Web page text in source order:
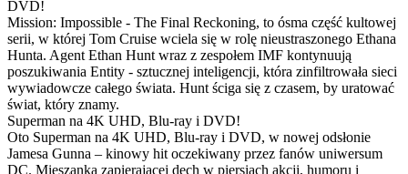
DVD!
Mission: Impossible - The Final Reckoning, to ósma część kultowej
serii, w której Tom Cruise wciela się w rolę nieustraszonego Ethana
Hunta. Agent Ethan Hunt wraz z zespołem IMF kontynuują
poszukiwania Entity - sztucznej inteligencji, która zinfiltrowała sieci
wywiadowcze całego świata. Hunt ściga się z czasem, by uratować
świat, który znamy.
Superman na 4K UHD, Blu-ray i DVD!
Oto Superman na 4K UHD, Blu-ray i DVD, w nowej odsłonie
Jamesa Gunna – kinowy hit oczekiwany przez fanów uniwersum
DC. Mieszanka zapierającej dech w piersiach akcji, humoru i